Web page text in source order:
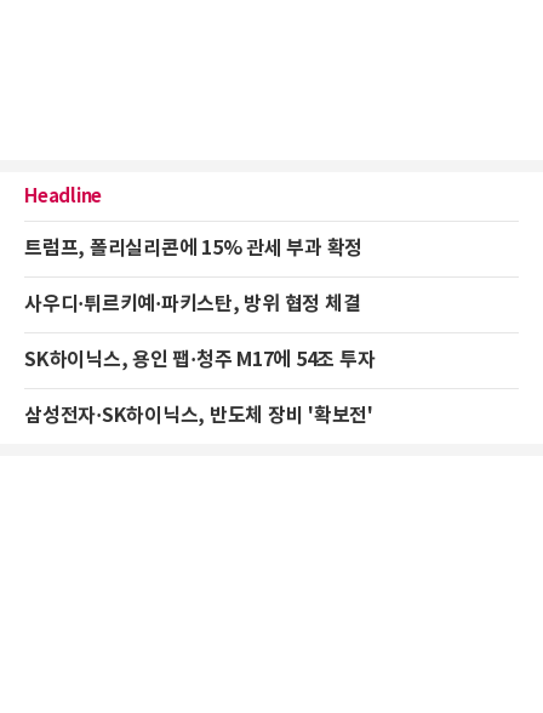
Headline
트럼프, 폴리실리콘에 15% 관세 부과 확정
사우디·튀르키예·파키스탄, 방위 협정 체결
SK하이닉스, 용인 팹·청주 M17에 54조 투자
삼성전자·SK하이닉스, 반도체 장비 '확보전'